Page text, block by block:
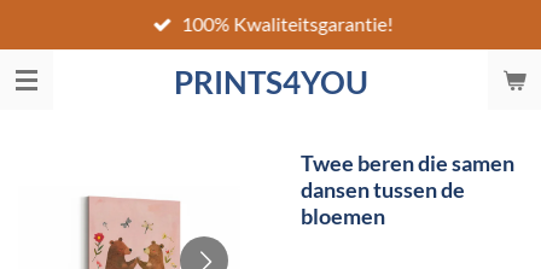
direct
naar
PRINTS4YOU
100% Kwaliteitsgarantie!
Twee beren die samen
dansen tussen de
bloemen